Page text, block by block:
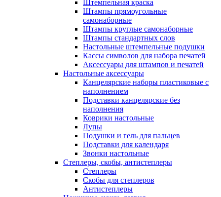
Штемпельная краска
Штампы прямоугольные
самонаборные
Штампы круглые самонаборные
Штампы стандартных слов
Настольные штемпельные подушки
Кассы символов для набора печатей
Аксессуары для штампов и печатей
Настольные аксессуары
Канцелярские наборы пластиковые с
наполнением
Подставки канцелярские без
наполнения
Коврики настольные
Лупы
Подушки и гель для пальцев
Подставки для календаря
Звонки настольные
Степлеры, скобы, антистеплеры
Степлеры
Скобы для степлеров
Антистеплеры